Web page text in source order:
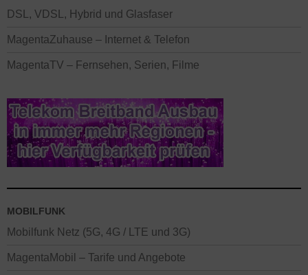
DSL, VDSL, Hybrid und Glasfaser
MagentaZuhause – Internet & Telefon
MagentaTV – Fernsehen, Serien, Filme
MOBILFUNK
Mobilfunk Netz (5G, 4G / LTE und 3G)
MagentaMobil – Tarife und Angebote